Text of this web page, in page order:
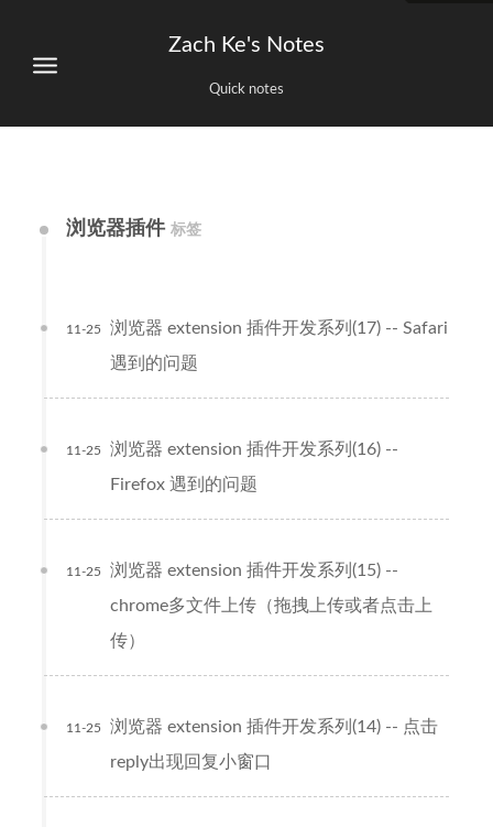
Zach Ke's Notes
Quick notes
浏览器插件 标签
浏览器 extension 插件开发系列(17) -- Safari
遇到的问题
11-25
浏览器 extension 插件开发系列(16) --
Firefox 遇到的问题
11-25
浏览器 extension 插件开发系列(15) --
chrome多文件上传（拖拽上传或者点击上
传）
11-25
浏览器 extension 插件开发系列(14) -- 点击
reply出现回复小窗口
11-25